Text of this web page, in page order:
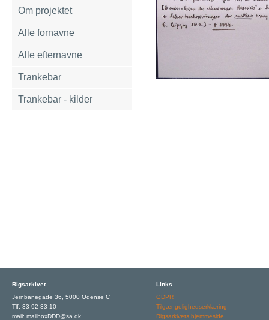
Om projektet
Alle fornavne
Alle efternavne
Trankebar
Trankebar - kilder
Rigsarkivet
Jernbanegade 36, 5000 Odense C
Tlf: 33 92 33 10
mail: mailboxDDD@sa.dk
Links
GDPR
Tilgængelighedserklæring
Rigsarkivets hjemmeside